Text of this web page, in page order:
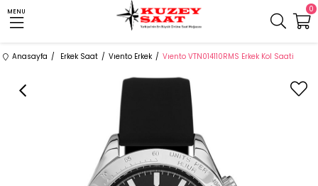
MENU 0
Anasayfa Erkek Saat Vıento Erkek Vıento VTN014110RMS Erkek Kol Saati